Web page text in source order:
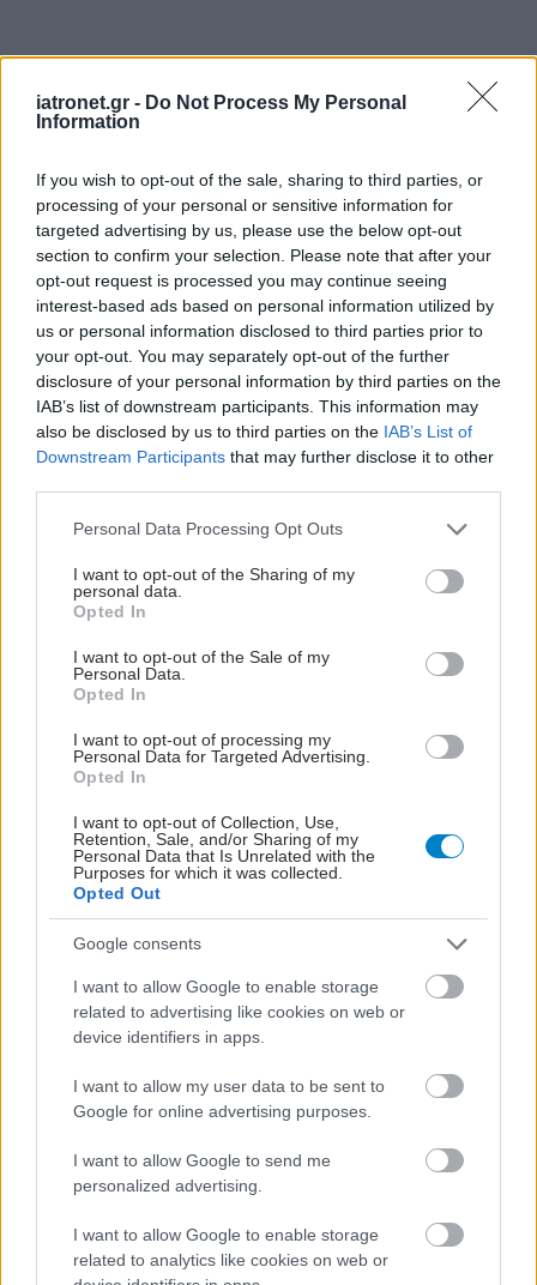
iatronet.gr - Do Not Process My Personal
Information
If you wish to opt-out of the sale, sharing to third parties, or
processing of your personal or sensitive information for
targeted advertising by us, please use the below opt-out
section to confirm your selection. Please note that after your
opt-out request is processed you may continue seeing
interest-based ads based on personal information utilized by
us or personal information disclosed to third parties prior to
your opt-out. You may separately opt-out of the further
disclosure of your personal information by third parties on the
IAB’s list of downstream participants. This information may
also be disclosed by us to third parties on the IAB’s List of
Downstream Participants that may further disclose it to other
Please note that this website/app uses one or more Google
not limited to your visit or usage behaviour. You may click to
grant or deny consent to Google and its third-party tags to
use your data for below specified purposes in below Google
consent section.
Personal Data Processing Opt Outs
I want to opt-out of the Sharing of my
personal data.
Opted In
I want to opt-out of the Sale of my
Personal Data.
Opted In
I want to opt-out of processing my
Personal Data for Targeted Advertising.
Opted In
I want to opt-out of Collection, Use,
Retention, Sale, and/or Sharing of my
Personal Data that Is Unrelated with the
Purposes for which it was collected.
Opted Out
Google consents
I want to allow Google to enable storage
related to advertising like cookies on web or
device identifiers in apps.
I want to allow my user data to be sent to
Google for online advertising purposes.
I want to allow Google to send me
personalized advertising.
I want to allow Google to enable storage
related to analytics like cookies on web or
ΣΗΜΕΡΑ ΣΤΟ IATRONET.GR